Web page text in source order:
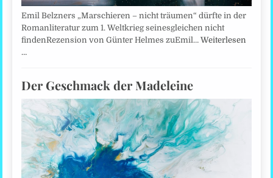
Emil Belzners „Marschieren – nicht träumen“ dürfte in der
Romanliteratur zum 1. Weltkrieg seinesgleichen nicht
findenRezension von Günter Helmes zuEmil…Weiterlesen
…
Der Geschmack der Madeleine